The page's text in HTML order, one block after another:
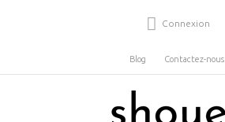
Connexion
Blog Contactez-nous